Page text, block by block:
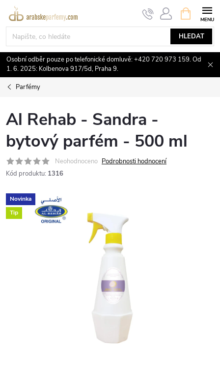
Přejít
obsah
HLEDAT
NÁKUPNÍ
KOŠÍK
Osobní odběr pouze po telefonické domluvě: +420 720 973 159. Od
1. 6. 2025: Kolbenova 917/5d, Praha 9.
Parfémy
Al Rehab - Sandra -
bytový parfém - 500 ml
Neohodnoceno Podrobnosti hodnocení
Kód produktu: 1316
Novinka
Tip